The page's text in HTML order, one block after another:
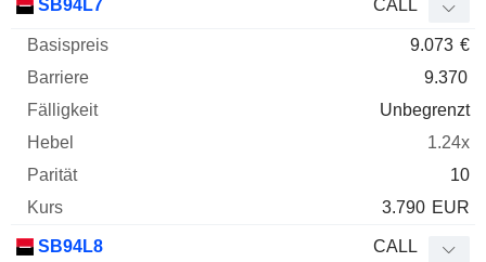
SB94L7 CALL
9.073 €
9.370
Unbegrenzt
1.24x
10
3.790 EUR
SB94L8 CALL